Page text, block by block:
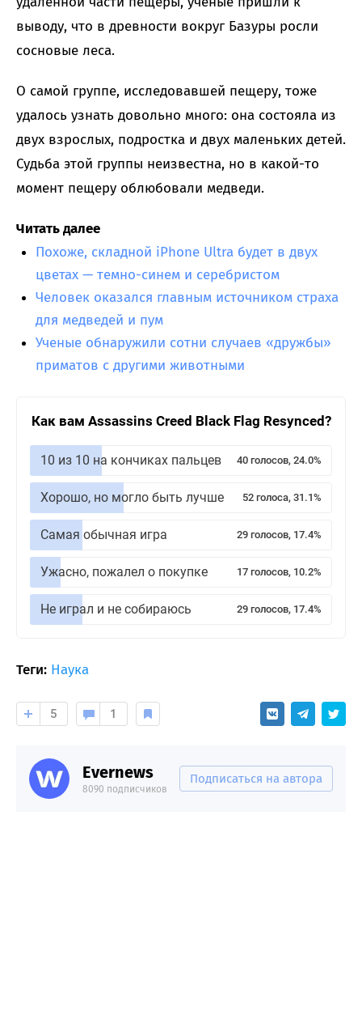
выводу, что в древности вокруг Базуры росли
сосновые леса.
О самой группе, исследовавшей пещеру, тоже
удалось узнать довольно много: она состояла из
двух взрослых, подростка и двух маленьких детей.
Судьба этой группы неизвестна, но в какой-то
момент пещеру облюбовали медведи.
Читать далее
Похоже, складной iPhone Ultra будет в двух
цветах — темно-синем и серебристом
Человек оказался главным источником страха
для медведей и пум
Ученые обнаружили сотни случаев «дружбы»
приматов с другими животными
Как вам Assassins Creed Black Flag Resynced?
10 из 10 на кончиках пальцев 40 голосов, 24.0%
Хорошо, но могло быть лучше 52 голоса, 31.1%
Самая обычная игра 29 голосов, 17.4%
Ужасно, пожалел о покупке 17 голосов, 10.2%
Не играл и не собираюсь 29 голосов, 17.4%
Теги: Наука
5 1
Evernews
8090 подписчиков
Подписаться на автора